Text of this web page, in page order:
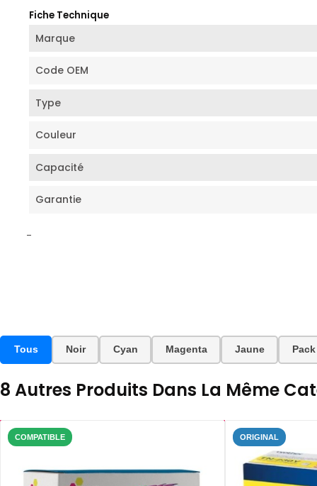
Fiche Technique
Marque
Code OEM
Type
Couleur
Capacité
Garantie
-
Tous Noir Cyan Magenta Jaune Pack
8 Autres Produits Dans La Même
COMPATIBLE ORIGINAL